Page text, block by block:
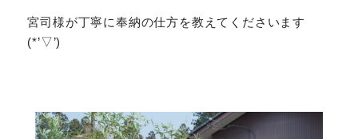
宮司様が丁寧に奉納の仕方を教えてくださいます
(*’▽’)